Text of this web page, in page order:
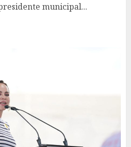
municipal...